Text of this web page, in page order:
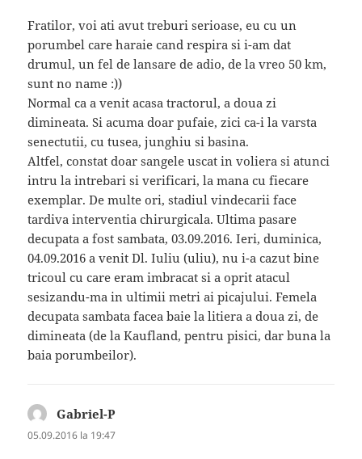
Fratilor, voi ati avut treburi serioase, eu cu un
porumbel care haraie cand respira si i-am dat
drumul, un fel de lansare de adio, de la vreo 50 km,
sunt no name :))
Normal ca a venit acasa tractorul, a doua zi
dimineata. Si acuma doar pufaie, zici ca-i la varsta
senectutii, cu tusea, junghiu si basina.
Altfel, constat doar sangele uscat in voliera si atunci
intru la intrebari si verificari, la mana cu fiecare
exemplar. De multe ori, stadiul vindecarii face
tardiva interventia chirurgicala. Ultima pasare
decupata a fost sambata, 03.09.2016. Ieri, duminica,
04.09.2016 a venit Dl. Iuliu (uliu), nu i-a cazut bine
tricoul cu care eram imbracat si a oprit atacul
sesizandu-ma in ultimii metri ai picajului. Femela
decupata sambata facea baie la litiera a doua zi, de
dimineata (de la Kaufland, pentru pisici, dar buna la
baia porumbeilor).
Gabriel-P
05.09.2016 la 19:47